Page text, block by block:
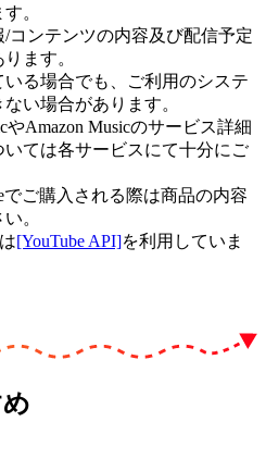
。
コンテンツの内容及び配信予定
ます。
る場合でも、ご利用のシステ
い場合があります。
やAmazon Musicのサービス詳細
ては各サービスにて十分にご
でご購入される際は商品の内容
。
[YouTube API]を利用していま